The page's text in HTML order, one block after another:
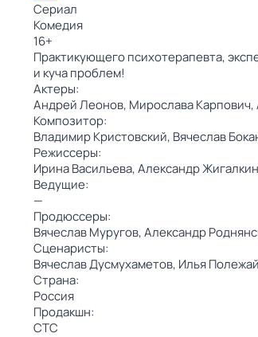
Сериал
Комедия
16+
Практикующего психотерапевта,
и куча проблем!
Актеры:
Андрей Леонов, Мирослава Карпович,
Композитор:
Владимир Кристовский, Вячеслав
Режиссеры:
Ирина Васильева,Александр
Ведущие:
—
Продюссеры:
Вячеслав Муругов,Александр
Сценаристы:
Вячеслав Дусмухаметов, Илья
Страна:
Россия
Продакшн:
СТС